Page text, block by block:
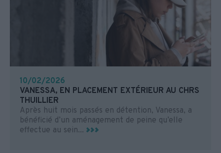
10/02/2026
VANESSA, EN PLACEMENT EXTÉRIEUR AU CHRS
THUILLIER
Après huit mois passés en détention, Vanessa, a
bénéficié d’un aménagement de peine qu’elle
effectue au sein...